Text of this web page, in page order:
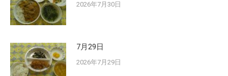
2026年7月30日
7月29日
2026年7月29日